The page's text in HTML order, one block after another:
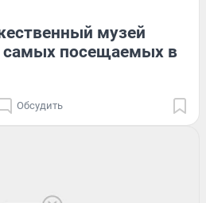
музей
самых посещаемых в
Обсудить